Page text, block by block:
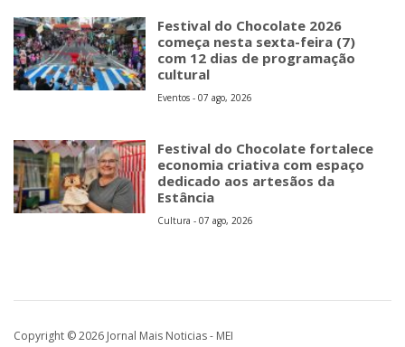
Festival do Chocolate 2026
começa nesta sexta-feira (7)
com 12 dias de programação
cultural
Eventos - 07 ago, 2026
Festival do Chocolate fortalece
economia criativa com espaço
dedicado aos artesãos da
Estância
Cultura - 07 ago, 2026
Copyright © 2026 Jornal Mais Noticias - MEI